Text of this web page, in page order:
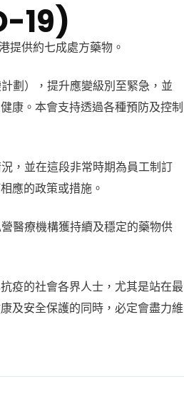
19)
提供約七成處方藥物。
劃），提升應變級別至緊急，並
康。本會支持透過各種預防及控制
，並在這段非常時期為員工制訂
應的政策或措施。
醫療機構獲持續及穩定的藥物供
疫的社會各界人士，尤其是站在最
及安全保護的同時，必定會盡力維